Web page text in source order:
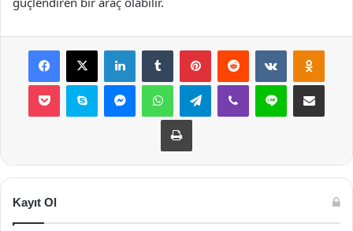
Facebook
X LinkedInTumblr PinterestReddit VKontakte
Pocket Skype MessengerWhatsAppTelegramViber Line E-Posta ile
Yazdır
Kayıt Ol